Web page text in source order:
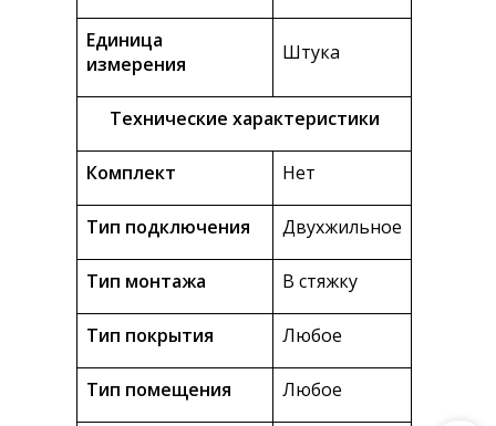
Единица
измерения
Штука
Технические характеристики
Комплект Нет
Тип подключения Двухжильное
Тип монтажа В стяжку
Тип покрытия Любое
Тип помещения Любое